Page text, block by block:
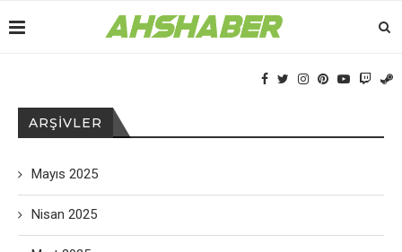
ARŞIVLER
Mayıs 2025
Nisan 2025